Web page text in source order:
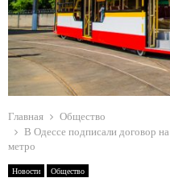
R
M
E
Главная
Общество
В Одессе подписали договор
метро
Новости Общество